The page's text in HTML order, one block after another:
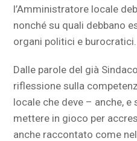
l’Amministratore locale
nonché su quali debbano
organi politici e burocratici.
Dalle parole del già
riflessione sulla
locale che deve – anche,
mettere in gioco per
anche raccontato come